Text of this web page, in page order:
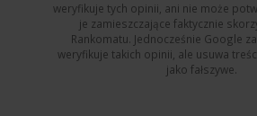
weryfikuje tych opinii, ani nie może
je zamieszczające faktycznie
Rankomatu. Jednocześnie Google
weryfikuje takich opinii, ale usuwa
jako fałszywe.